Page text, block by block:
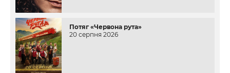
Потяг «Червона рута»
20 серпня 2026